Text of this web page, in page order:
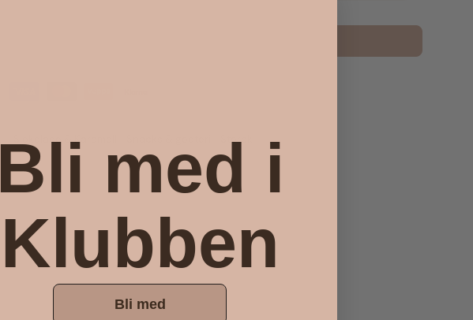
Sjokolade & Karamell Storck
Bli med i
Klubben
Bli med